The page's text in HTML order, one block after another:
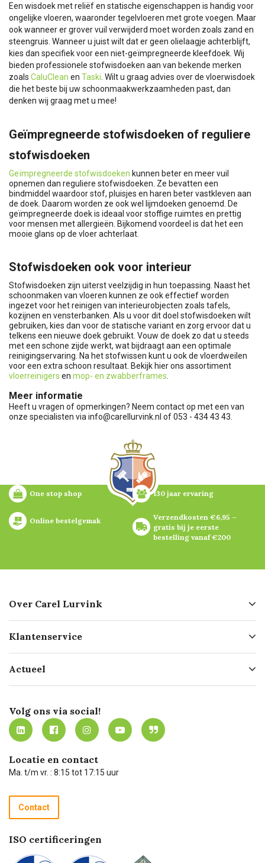
Een wisdoek met reliëf en statische eigenschappen is handig voor
ongelijke vloeren, waaronder tegelvloeren met grote voegen. Maar
ook wanneer er grover vuil verwijderd moet worden zoals zand en
steengruis. Wanneer u juist wilt dat er geen olielaagje achterblijft,
kies dan specifiek voor een niet-geïmpregneerde kleefdoek. Wij
bieden professionele stofwisdoeken aan van bekende merken
zoals CaluClean en Taski . Wilt u graag advies over de vloerwisdoek
die het beste bij uw schoonmaakwerkzaamheden past, dan
denken wij graag met u mee!
Geïmpregneerde stofwisdoeken of reguliere
stofwisdoeken
Geïmpregneerde stofwisdoeken kunnen beter en meer vuil
opnemen dan reguliere stofwisdoeken. Ze bevatten een
bindmiddel waardoor stof, pluisjes en haren beter vastkleven aan
de doek. Daarom worden ze ook wel lijmdoeken genoemd. De
geïmpregneerde doek is ideaal voor stoffige ruimtes en prettig
voor mensen met allergieën. Bijkomend voordeel is dat het een
mooie glans op de vloer achterlaat.
Stofwisdoeken ook voor interieur
Stofwisdoeken zijn uiterst veelzijdig in hun toepassing. Naast het
schoonmaken van vloeren kunnen ze ook effectief worden
ingezet voor het reinigen van interieurobjecten zoals tafels,
kozijnen en vensterbanken. Als u voor dit doel stofwisdoeken wilt
gebruiken, kies dan voor de statische variant en zorg ervoor dat u
telkens een nieuwe doek gebruikt. Vouw de doek zo dat u steeds
met een schone zijde werkt, wat bijdraagt aan een optimale
reinigingservaring. Na het stofwissen kunt u ook de vloerdweilen
voor een extra schoon resultaat. Bekijk hier ons assortiment
vloerreinigers en mop- en zwabberframes
Meer informatie
Heeft u vragen of opmerkingen? Neem contact op met een van
onze specialisten via info@carellurvink.nl of 053 - 434 43 43.
One stop shop 130 jaar ervaring
Online bestelgemak
Verzendkosten €6,95 –
gratis bij je eerste
bestelling vanaf €200
Over Carel Lurvink
Geschiedenis
Missie
Certificering
Werken bij Carel Lurvink
MVO
Klantenservice
Bezorgen
Mijn Carel Lurvink
Mijn Carel Lurvink instructievideo's
Carel Lurvink App
Hulp op afstand
Technische dienst
Recycle programma
Betalen
Actueel
Innovation LAB
Tevreden klanten
Carel Lurvink Blog
Carel de podcast
Volg ons via social!
Locatie en contact
Ma. t/m vr. : 8:15 tot 17:15 uur
Contact
ISO certificeringen